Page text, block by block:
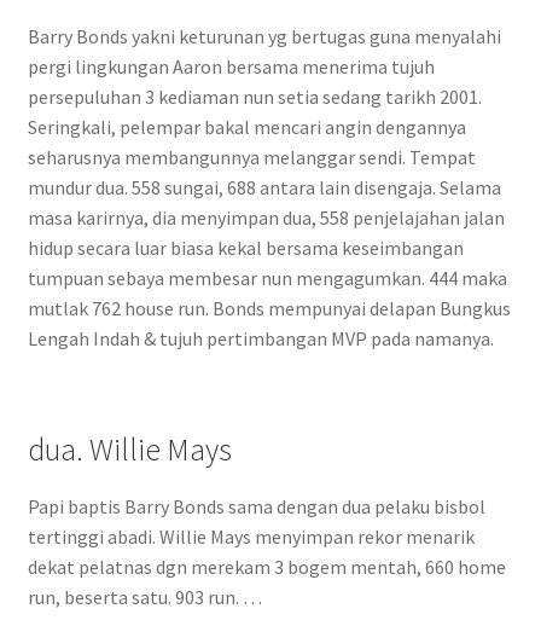
Barry Bonds yakni keturunan yg bertugas guna menyalahi
pergi lingkungan Aaron bersama menerima tujuh
persepuluhan 3 kediaman nun setia sedang tarikh 2001.
Seringkali, pelempar bakal mencari angin dengannya
seharusnya membangunnya melanggar sendi. Tempat
mundur dua. 558 sungai, 688 antara lain disengaja. Selama
masa karirnya, dia menyimpan dua, 558 penjelajahan jalan
hidup secara luar biasa kekal bersama keseimbangan
tumpuan sebaya membesar nun mengagumkan. 444 maka
mutlak 762 house run. Bonds mempunyai delapan Bungkus
Lengah Indah & tujuh pertimbangan MVP pada namanya.
dua. Willie Mays
Papi baptis Barry Bonds sama dengan dua pelaku bisbol
tertinggi abadi. Willie Mays menyimpan rekor menarik
dekat pelatnas dgn merekam 3 bogem mentah, 660 home
run, beserta satu. 903 run. …